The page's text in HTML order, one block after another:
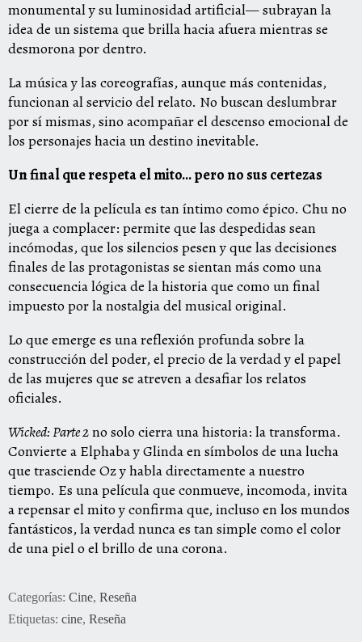
monumental y su luminosidad artificial— subrayan la
idea de un sistema que brilla hacia afuera mientras se
desmorona por dentro.
La música y las coreografías, aunque más contenidas,
funcionan al servicio del relato. No buscan deslumbrar
por sí mismas, sino acompañar el descenso emocional de
los personajes hacia un destino inevitable.
Un final que respeta el mito… pero no sus certezas
El cierre de la película es tan íntimo como épico. Chu no
juega a complacer: permite que las despedidas sean
incómodas, que los silencios pesen y que las decisiones
finales de las protagonistas se sientan más como una
consecuencia lógica de la historia que como un final
impuesto por la nostalgia del musical original.
Lo que emerge es una reflexión profunda sobre la
construcción del poder, el precio de la verdad y el papel
de las mujeres que se atreven a desafiar los relatos
oficiales.
Wicked: Parte 2no solo cierra una historia: la transforma.
Convierte a Elphaba y Glinda en símbolos de una lucha
que trasciende Oz y habla directamente a nuestro
tiempo. Es una película que conmueve, incomoda, invita
a repensar el mito y confirma que, incluso en los mundos
fantásticos, la verdad nunca es tan simple como el color
de una piel o el brillo de una corona.
Categorías: Cine, Reseña
Etiquetas: cine, Reseña